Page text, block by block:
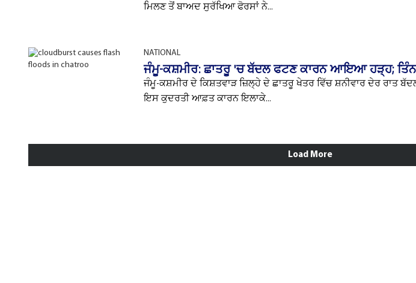
ਮਿਲਣ ਤੋਂ ਬਾਅਦ ਸੁਰੱਖਿਆ ਫੋਰਸਾਂ ਨੇ...
NATIONAL
ਜੰਮੂ-ਕਸ਼ਮੀਰ: ਛਾਤਰੂ 'ਚ ਬੱਦਲ ਫਟਣ ਕਾਰਨ ਆਇਆ ਹੜ੍ਹ;
ਜੰਮੂ-ਕਸ਼ਮੀਰ ਦੇ ਕਿਸ਼ਤਵਾੜ ਜ਼ਿਲ੍ਹੇ ਦੇ ਛਾਤਰੂ ਖੇਤਰ ਵਿੱਚ ਸ਼ਨੀਵਾਰ ਦੇਰ ਰਾਤ
ਇਸ ਕੁਦਰਤੀ ਆਫ਼ਤ ਕਾਰਨ ਇਲਾਕੇ...
Load More